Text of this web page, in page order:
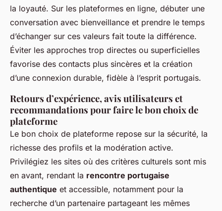
la loyauté. Sur les plateformes en ligne, débuter une
conversation avec bienveillance et prendre le temps
d’échanger sur ces valeurs fait toute la différence.
Éviter les approches trop directes ou superficielles
favorise des contacts plus sincères et la création
d’une connexion durable, fidèle à l’esprit portugais.
Retours d’expérience, avis utilisateurs et
recommandations pour faire le bon choix de
plateforme
Le bon choix de plateforme repose sur la sécurité, la
richesse des profils et la modération active.
Privilégiez les sites où des critères culturels sont mis
en avant, rendant la rencontre portugaise
authentique et accessible, notamment pour la
recherche d’un partenaire partageant les mêmes